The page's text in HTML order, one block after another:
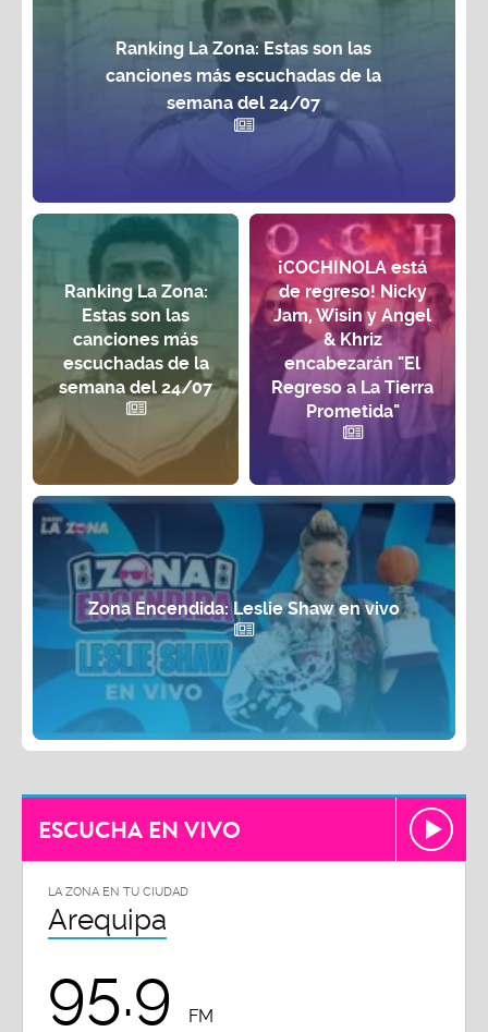
Ranking La Zona: Estas son las
canciones más escuchadas de la
semana del 24/07
Ranking La Zona:
Estas son las
canciones más
escuchadas de la
semana del 24/07
¡COCHINOLA está
de regreso! Nicky
Jam, Wisin y Angel
& Khriz
encabezarán "El
Regreso a La Tierra
Prometida"
Zona Encendida: Leslie Shaw en vivo
ESCUCHA EN VIVO
LA ZONA EN TU CIUDAD
Arequipa
95.9 FM